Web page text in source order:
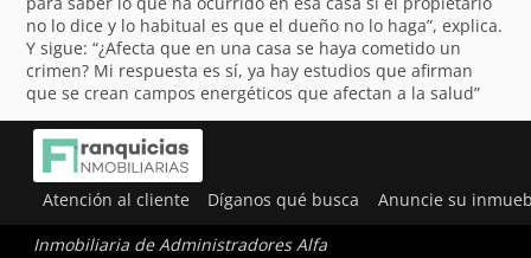
no lo dice y lo habitual es que el dueño no lo haga”, explica.
Y sigue: “¿Afecta que en una casa se haya cometido un
crimen? Mi respuesta es sí, ya hay estudios que afirman
que se crean campos energéticos que afectan a la salud”
Atención al cliente Díganos qué busca Anuncie su
Inmobiliaria de Administradores Alfa